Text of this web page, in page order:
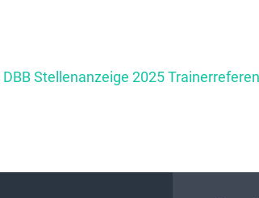
DBB Stellenanzeige 2025